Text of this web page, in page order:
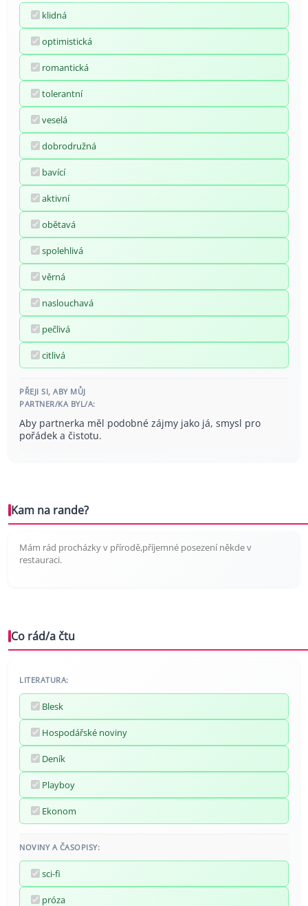
klidná
optimistická
romantická
tolerantní
veselá
dobrodružná
bavící
aktivní
obětavá
spolehlivá
věrná
naslouchavá
pečlivá
citlivá
PŘEJI SI, ABY MŮJ
PARTNER/KA BYL/A:
Aby partnerka měl podobné zájmy jako já, smysl pro
pořádek a čistotu.
Kam na rande?
Mám rád procházky v přírodě,příjemné posezení někde v
restauraci.
Co rád/a čtu
LITERATURA:
Blesk
Hospodářské noviny
Deník
Playboy
Ekonom
NOVINY A ČASOPISY:
sci-fi
próza